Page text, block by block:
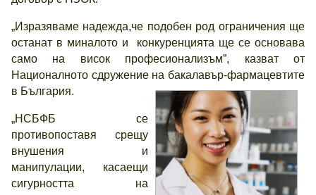
„Изразяваме надежда,че подобен род ограничения ще
останат в миналото и конкуренцията ще се основава
само на висок професионализъм”, казват от
Националното сдружение на бакалавър-фармацевтите
в България.
„НСБФБ се
противопоставя срещу
внушения и
манипулации, касаещи
сигурността на